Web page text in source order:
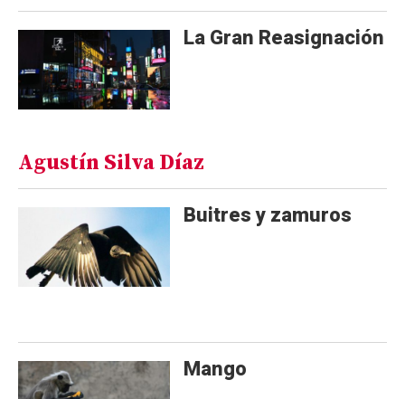
La Gran Reasignación
Agustín Silva Díaz
Buitres y zamuros
Mango